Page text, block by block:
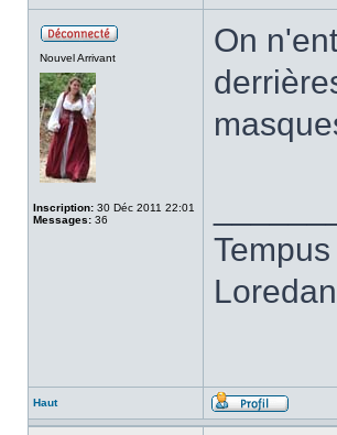
Nouvel Arrivant
Inscription: 30 Déc 2011 22:01
Messages: 36
On
Loredan
Haut